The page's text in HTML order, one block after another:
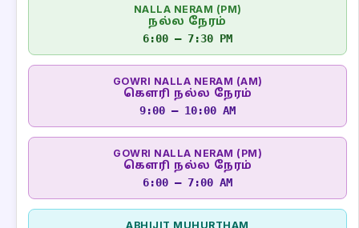
NALLA NERAM (PM)
நல்ல நேரம்
6:00 – 7:30 PM
GOWRI NALLA NERAM (AM)
கௌரி நல்ல நேரம்
9:00 – 10:00 AM
GOWRI NALLA NERAM (PM)
கௌரி நல்ல நேரம்
6:00 – 7:00 AM
ABHIJIT MUHURTHAM